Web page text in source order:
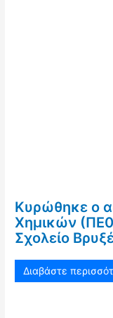
Κυρώθηκε ο
Χημικών
Σχολείο
Διαβάστε